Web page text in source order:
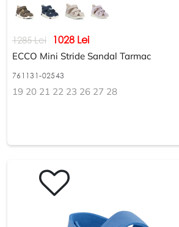
1285 Lei 1028 Lei
ECCO Mini Stride Sandal Tarmac
761131-02543
19 20 21 22 23 26 27 28